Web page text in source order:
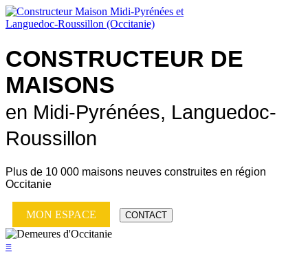
CONSTRUCTEUR DE
MAISONS
en Midi-Pyrénées, Languedoc-
Roussillon
Plus de 10 000 maisons neuves construites en région
Occitanie
MON ESPACE CONTACT
≡